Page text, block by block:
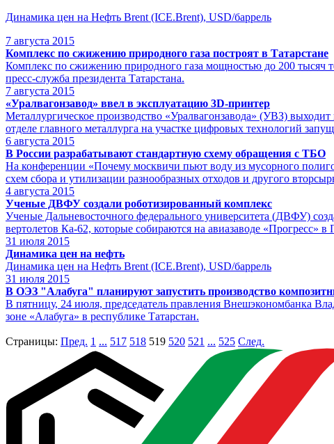
Динамика цен на Нефть Brent (ICE.Brent), USD/баррель
7 августа 2015
Комплекс по сжижению природного газа построят в Татарстане
Комплекс по сжижению природного газа мощностью до 200 тысяч
пресс-служба президента Татарстана.
7 августа 2015
«Уралвагонзавод» ввел в эксплуатацию 3D-принтер
Металлургическое производство «Уралвагонзавода» (УВЗ)
отделе главного металлурга на участке цифровых технологий
6 августа 2015
В России разрабатывают стандартную схему обращения с ТБО
На конференции «Почему москвичи пьют воду из мусорного
схем сбора и утилизации разнообразных отходов и другого
4 августа 2015
Ученые ДВФУ создали роботизированный комплекс
Ученые Дальневосточного федерального университета (ДВФУ)
вертолетов Ка-62, которые собираются на авиазаводе «Прогресс» в
31 июля 2015
Динамика цен на нефть
Динамика цен на Нефть Brent (ICE.Brent), USD/баррель
31 июля 2015
В ОЭЗ "Алабуга" планируют запустить производство
В пятницу, 24 июля, председатель правления Внешэкономбанка
зоне «Алабуга» в республике Татарстан.
Страницы: Пред. 1 ... 517 518 519 520 521 ... 525 След.